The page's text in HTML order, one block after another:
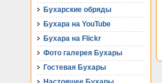
Бухарские обряды
Бухара на YouTube
Бухара на Flickr
Фото галерея Бухары
Гостевая Бухары